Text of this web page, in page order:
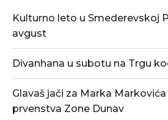
Kulturno leto u Smederevskoj
avgust
Divanhana u subotu na Trgu
Glavaš jači za Marka
prvenstva Zone Dunav